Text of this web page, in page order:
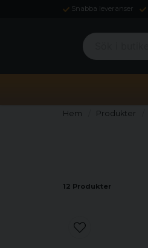
Snabba leveranser
Sök i butiken ...
Hem Produkter
12 Produkter